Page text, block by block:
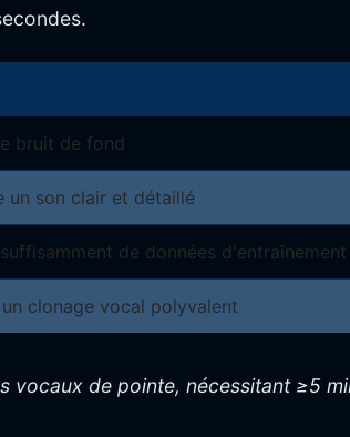
bruit de fond
un son clair et détaillé
de données d'entraînement
clonage vocal polyvalent
vocaux de pointe, nécessitant ≥5